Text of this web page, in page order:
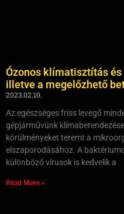
Ózonos klímatisztítás
illetve a megelőzhető
2023.02.10.
Az egészséges friss levegő
gépjárművünk
körülményeket teremt a
elszaporodásához. A
különböző vírusok is kedvelik a
Read More »